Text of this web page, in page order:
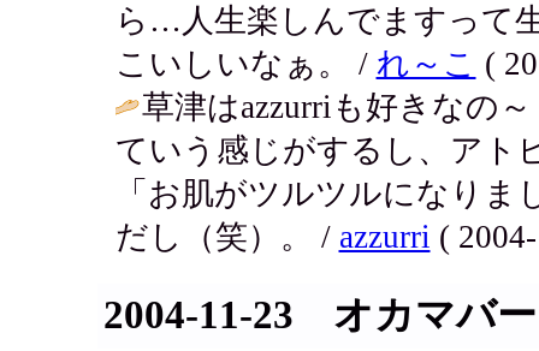
ら…人生楽しんでますって
こいしいなぁ。 / れ～こ (
草津はazzurriも好きなの
ていう感じがするし、アト
「お肌がツルツルになり
だし（笑）。 / azzurri (
2004-11-23 オカマバー